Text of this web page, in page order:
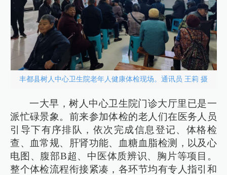
丰都县树人中心卫生院老年人健康体检现场。通讯员 王莉 摄
一大早，树人中心卫生院门诊大厅里已是一
派忙碌景象。前来参加体检的老人们在医务人员
引导下有序排队，依次完成信息登记、体格检
查、血常规、肝肾功能、血糖血脂检测，以及心
电图、腹部B超、中医体质辨识、胸片等项目。
整个体检流程衔接紧凑，各环节均有专人指引和